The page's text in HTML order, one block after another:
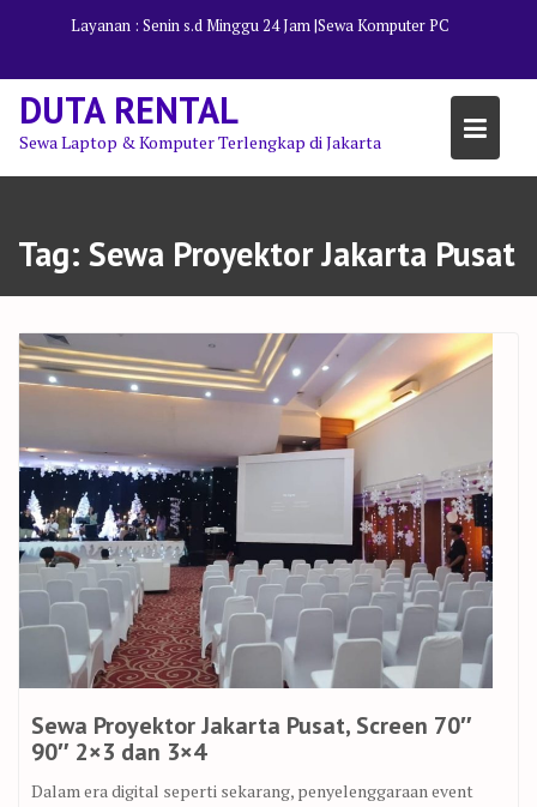
Layanan : Senin s.d Minggu 24 Jam |Sewa Komputer PC
DUTA RENTAL
Sewa Laptop & Komputer Terlengkap di Jakarta
Tag: Sewa Proyektor Jakarta Pusat
Sewa Proyektor Jakarta Pusat, Screen 70″
90″ 2×3 dan 3×4
Dalam era digital seperti sekarang, penyelenggaraan event